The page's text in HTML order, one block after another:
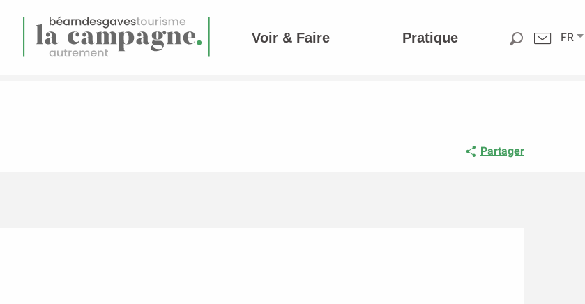
FR
Voir & Faire Pratique
Partager